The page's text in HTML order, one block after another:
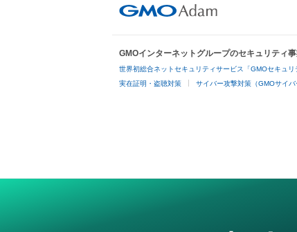
GMOインターネットグループのセキュリティ
世界初総合ネットセキュリティサービス「GMOセキュリ
実在証明・盗聴対策 サイバー攻撃対策（GMOサイバ